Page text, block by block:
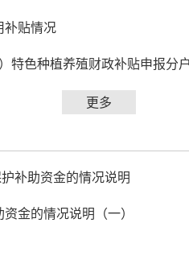
补贴情况
特色种植养殖财政补贴申报分
更多
补助资金的情况说明
金的情况说明（一）